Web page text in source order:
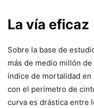
La vía eficaz
Sobre la base de
más de medio millón
índice de mortalidad
con el perímetro de
curva es drástica entre